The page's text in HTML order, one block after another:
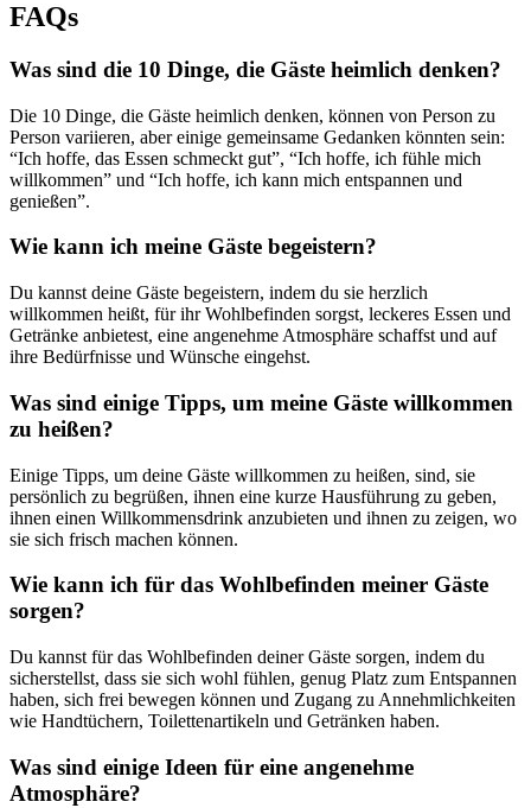
FAQs
Was sind die 10 Dinge, die Gäste heimlich denken?
Die 10 Dinge, die Gäste heimlich denken, können von Person zu
Person variieren, aber einige gemeinsame Gedanken könnten sein:
“Ich hoffe, das Essen schmeckt gut”, “Ich hoffe, ich fühle mich
willkommen” und “Ich hoffe, ich kann mich entspannen und
genießen”.
Wie kann ich meine Gäste begeistern?
Du kannst deine Gäste begeistern, indem du sie herzlich
willkommen heißt, für ihr Wohlbefinden sorgst, leckeres Essen und
Getränke anbietest, eine angenehme Atmosphäre schaffst und auf
ihre Bedürfnisse und Wünsche eingehst.
Was sind einige Tipps, um meine Gäste willkommen
zu heißen?
Einige Tipps, um deine Gäste willkommen zu heißen, sind, sie
persönlich zu begrüßen, ihnen eine kurze Hausführung zu geben,
ihnen einen Willkommensdrink anzubieten und ihnen zu zeigen, wo
sie sich frisch machen können.
Wie kann ich für das Wohlbefinden meiner Gäste
sorgen?
Du kannst für das Wohlbefinden deiner Gäste sorgen, indem du
sicherstellst, dass sie sich wohl fühlen, genug Platz zum Entspannen
haben, sich frei bewegen können und Zugang zu Annehmlichkeiten
wie Handtüchern, Toilettenartikeln und Getränken haben.
Was sind einige Ideen für eine angenehme
Atmosphäre?